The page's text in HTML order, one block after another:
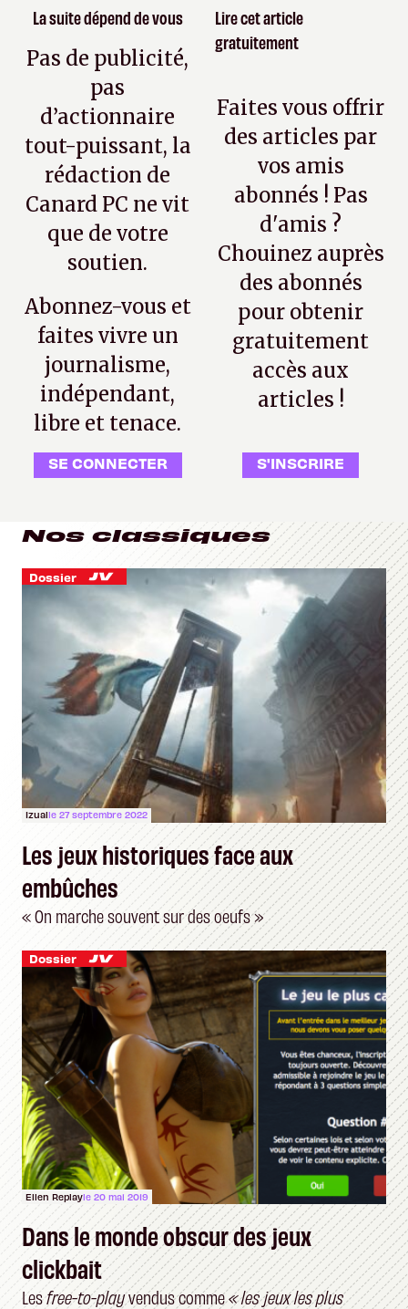
La suite dépend de vous
Pas de publicité,
pas
d’actionnaire
tout-puissant, la
rédaction de
Canard PC ne vit
que de votre
soutien.
Abonnez-vous et
faites vivre un
journalisme,
indépendant,
libre et tenace.
SE CONNECTER
Lire cet article
gratuitement
Faites vous offrir
des articles par
vos amis
abonnés ! Pas
d'amis ?
Chouinez auprès
des abonnés
pour obtenir
gratuitement
accès aux
articles !
S'INSCRIRE
Nos classiques
Dossier
Izualle 27 septembre 2022
Les jeux historiques face aux
embûches
« On marche souvent sur des oeufs »
Dossier
Ellen Replayle 20 mai 2019
Dans le monde obscur des jeux
clickbait
Lesfree-to-playvendus comme« les jeux les plus